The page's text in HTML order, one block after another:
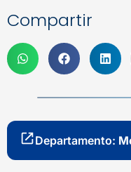
Compartir
Departamento: